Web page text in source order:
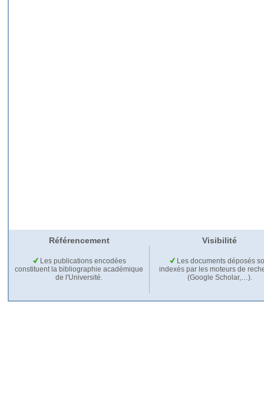
Référencement Visibilité
Les publications encodées
constituent la bibliographie académique
de l'Université.
Les documents déposés
indexés par les moteurs de
(Google Scholar,…).